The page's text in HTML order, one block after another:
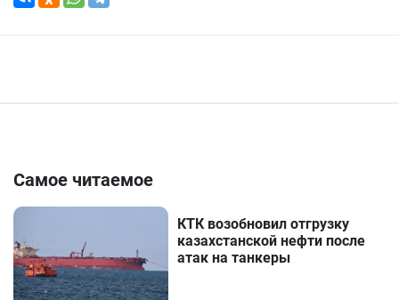
Самое читаемое
КТК возобновил отгрузку
казахстанской нефти после
атак на танкеры